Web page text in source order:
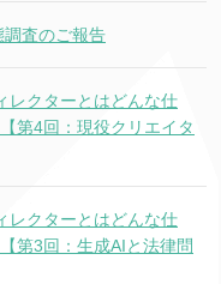
調査のご報告
レクターとはどんな仕
第4回：現役クリエイタ
レクターとはどんな仕
第3回：生成AIと法律問